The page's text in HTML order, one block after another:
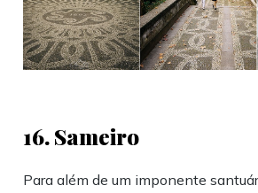
16. Sameiro
Para além de um imponente